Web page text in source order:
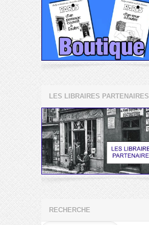
LES LIBRAIRES PARTENAIRES
RECHERCHE